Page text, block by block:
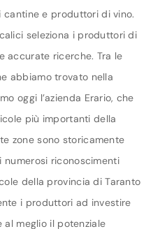
cantine e produttori di vino.
seleziona i produttori di
accurate ricerche. Tra le
abbiamo trovato nella
oggi l’azienda Erario, che
più importanti della
zone sono storicamente
riconoscimenti
della provincia di Taranto
i produttori ad investire
al meglio il potenziale